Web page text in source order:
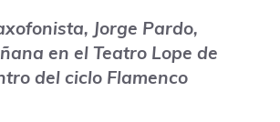
Jorge Pardo,
en el Teatro Lope de
del ciclo Flamenco